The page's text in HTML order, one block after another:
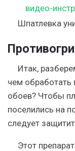
Шпатлевка
Итак,
чем обработать
обоев? Чтобы
поселились на
следует
Этот